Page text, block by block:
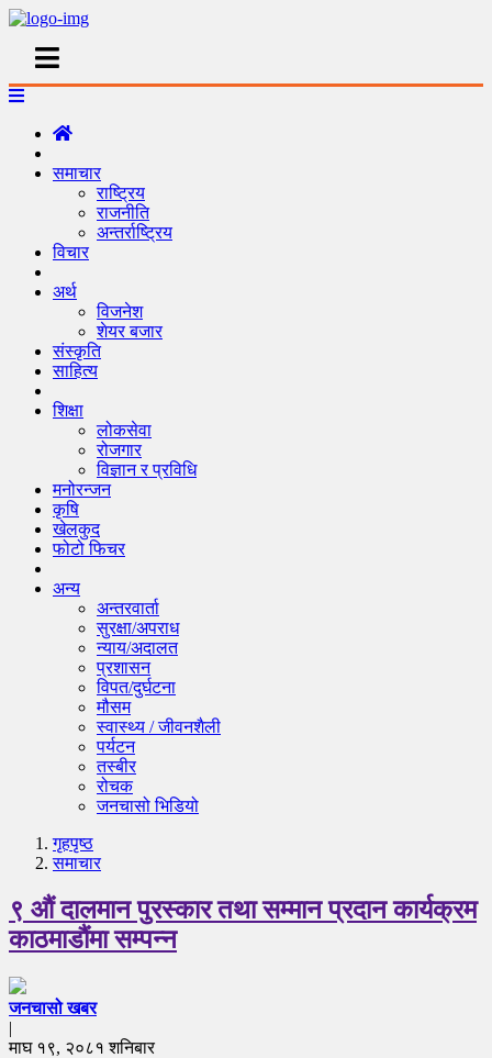
समाचार
राष्ट्रिय
राजनीति
अन्तर्राष्ट्रिय
विचार
अर्थ
विजनेश
शेयर बजार
संस्कृति
साहित्य
शिक्षा
लोकसेवा
रोजगार
विज्ञान र प्रविधि
मनोरन्जन
कृषि
खेलकुद
फोटो फिचर
अन्य
अन्तरवार्ता
सुरक्षा/अपराध
न्याय/अदालत
प्रशासन
विपत/दुर्घटना
मौसम
स्वास्थ्य / जीवनशैली
पर्यटन
तस्बीर
रोचक
जनचासो भिडियो
गृहपृष्‍ठ
समाचार
९ औं दालमान पुरस्कार तथा सम्मान प्रदान कार्यक्रम
काठमाडौंमा सम्पन्न
जनचासो खबर
|
माघ १९, २०८१ शनिबार